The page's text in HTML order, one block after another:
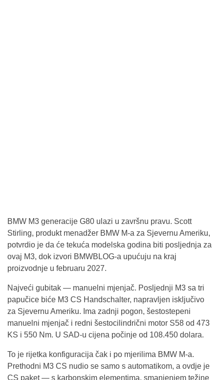
BMW M3 generacije G80 ulazi u završnu pravu. Scott
Stirling, produkt menadžer BMW M-a za Sjevernu Ameriku,
potvrdio je da će tekuća modelska godina biti posljednja za
ovaj M3, dok izvori BMWBLOG-a upućuju na kraj
proizvodnje u februaru 2027.
Najveći gubitak — manuelni mjenjač. Posljednji M3 sa tri
papučice biće M3 CS Handschalter, napravljen isključivo
za Sjevernu Ameriku. Ima zadnji pogon, šestostepeni
manuelni mjenjač i redni šestocilindrični motor S58 od 473
KS i 550 Nm. U SAD-u cijena počinje od 108.450 dolara.
To je rijetka konfiguracija čak i po mjerilima BMW M-a.
Prethodni M3 CS nudio se samo s automatikom, a ovdje je
CS paket — s karbonskim elementima, smanjenjem težine